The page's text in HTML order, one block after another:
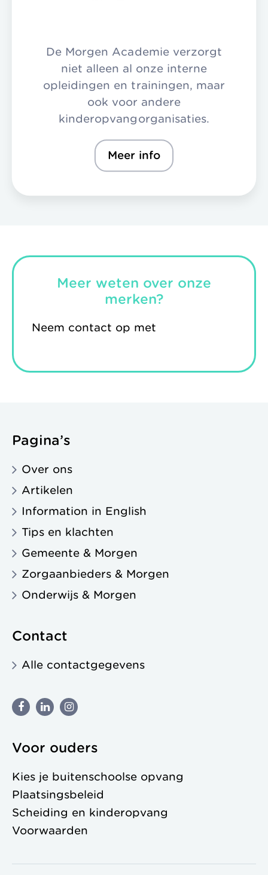
De Morgen Academie verzorgt
niet alleen al onze interne
opleidingen en trainingen, maar
ook voor andere
kinderopvangorganisaties.
Meer info
Meer weten over onze
merken?
Neem contact op met
Pagina’s
Over ons
Artikelen
Information in English
Tips en klachten
Gemeente & Morgen
Zorgaanbieders & Morgen
Onderwijs & Morgen
Contact
Alle contactgegevens
Voor ouders
Kies je buitenschoolse opvang
Plaatsingsbeleid
Scheiding en kinderopvang
Voorwaarden